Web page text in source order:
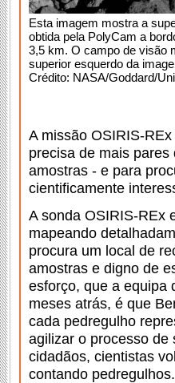
Esta imagem mostra a
obtida pela PolyCam a
3,5 km. O campo de visão
superior esquerdo da
Crédito: NASA/Goddard/
A missão OSIRIS-
precisa de mais
amostras - e para
cientificamente
A sonda OSIRIS-REx
mapeando
procura um local de
amostras e digno de
esforço, que a equipa
meses atrás, é que
cada pedregulho
agilizar o processo de
cidadãos, cientistas
contando pedregulhos.